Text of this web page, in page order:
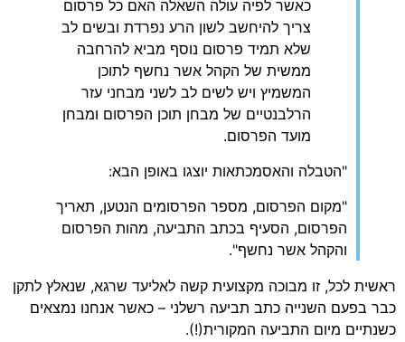
כאשר לפיה עולה השאלה האם כל פרסום
צריך להיחשב לשון הרע נפרדת ובשים לב
שלא תמיד פרסום נוסף מביא להרחבה
ממשית של הקהל אשר נחשף לתוכן
המשמיץ ויש לשים לב לשני מבחני עזר
הרלבנטיים של מבחן תוכן הפרסום ומבחן
מועד הפרסום.
"הטבלה והאסמכתאות יוצגו באופן הבא:
"מקום הפרסום, מספר הפרסומים הנטען, תאריך
הפרסום, הסעיף בכתב התביעה, מהות הפרסום
והקהל אשר נחשף".
ראשית לכל, זו מבוכה מקצועית קשה לאליעד שרגא, שנאלץ לתקן
כבר בפעם השנייה כתב תביעה רשלני – כאשר אנחנו נמצאים
כשנתיים מיום התביעה המקורית(!).